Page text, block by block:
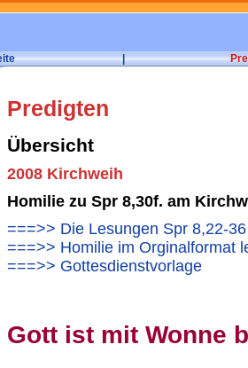
|
Predigten
Übersicht
2008 Kirchweih
Homilie zu Spr 8,30f. am
===>> Die Lesungen Spr 8,22-
===>> Homilie im Orginalformat
===>> Gottesdienstvorlage
Gott ist mit Wonne